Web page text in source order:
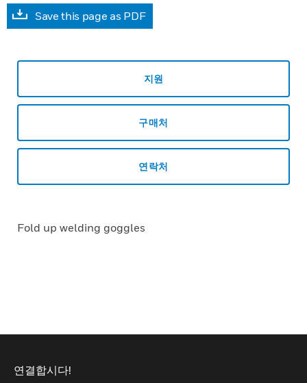
Save this page as PDF
지원
구매처
연락처
Fold up welding goggles
연결합시다!